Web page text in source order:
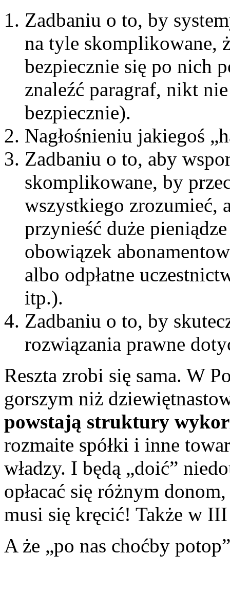
Zadbaniu o to, by
na tyle skomplikowane,
bezpiecznie się po nich
znaleźć paragraf, nikt
bezpiecznie).
Nagłośnieniu jakiegoś
Zadbaniu o to, aby
skomplikowane, by
wszystkiego zrozumieć,
przynieść duże
obowiązek
albo odpłatne
itp.).
Zadbaniu o to, by
rozwiązania prawne
Reszta zrobi się sama. W
gorszym niż
powstają struktury
rozmaite spółki i inne
władzy. I będą „doić”
opłacać się różnym
musi się kręcić! Także w
A że „po nas choćby